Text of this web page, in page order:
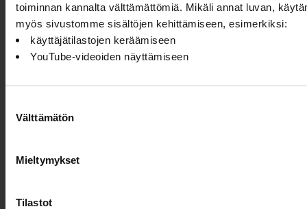
toiminnan kannalta välttämättömiä. Mikäli annat luvan,
myös sivustomme sisältöjen kehittämiseen, esimerkiksi:
käyttäjätilastojen keräämiseen
YouTube-videoiden näyttämiseen
valinta
Välttämätön
Mieltymykset
Tilastot
Oulu2026 Info
Kauppakeskus Pekuri 2krs